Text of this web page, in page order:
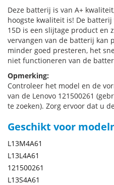
Deze batterij is van A+
hoogste kwaliteit is! De batterij
15D is een slijtage product en
vervangen van de batterij kan
minder goed presteren, het
niet functioneren van de
Opmerking:
Controleer het model en de
van de Lenovo 121500261
te zoeken). Zorg ervoor dat u
Geschikt voor
L13M4A61
L13L4A61
121500261
L13S4A61